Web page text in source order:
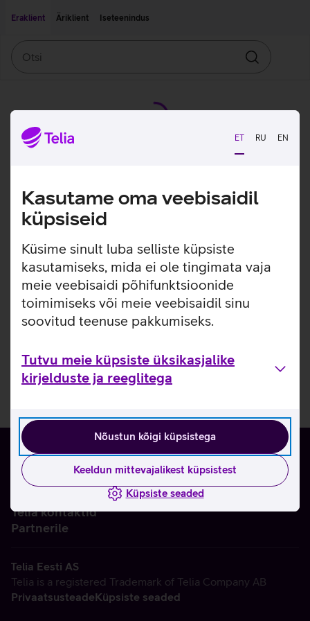
ET RU EN
Kasutame oma veebisaidil
küpsiseid
Küsime sinult luba selliste küpsiste
kasutamiseks, mida ei ole tingimata vaja
meie veebisaidi põhifunktsioonide
toimimiseks või meie veebisaidil sinu
soovitud teenuse pakkumiseks.
Tutvu meie küpsiste üksikasjalike
kirjelduste ja reeglitega
Nõustun kõigi küpsistega
Keeldun mittevajalikest küpsistest
Küpsiste seaded
Eraklient
Äriklient Iseteenindus
Otsin
Telia kontaktid
Partnerile
Telia Eesti AS
Telia is a registered Trademark of Telia Company AB
PrivaatsusteadeKüpsiste seaded